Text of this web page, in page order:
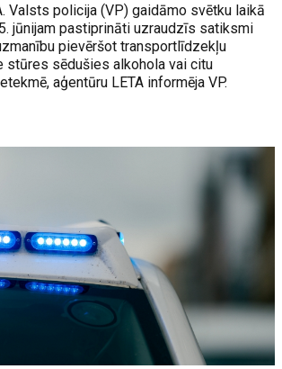
Valsts policija (VP) gaidāmo svētku laikā
jūnijam pastiprināti uzraudzīs satiksmi
pievēršot transportlīdzekļu
stūres sēdušies alkohola vai citu
aģentūru LETA informēja VP.